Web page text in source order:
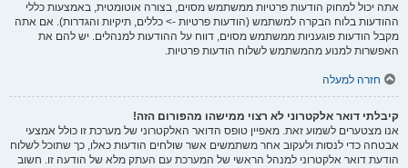
אתה יכול למחוק הודעות פרטיות ממשתמש מסוים, בצורה אוטומטית, באמצעות כללי
ההודעות בלוח הבקרה למשתמש (הודעות פרטיות -> כללים, תיקיות והגדרות). אם אתה
מקבל הודעות פוגעניות ממשתמש מסוים, דווח על ההודעות למנהלים. יש להם את
האפשרות למנוע מהמשתמש לשלוח הודעות פרטיות.
חזרה למעלה
קיבלתי דואר אלקטרוני לא רצוי ממישהו מהפורום הזה!
אנו מצטערים לשמוע זאת. מאפיין טופס הדואר האלקטרוני של מערכת זו כולל אמצעי
אבטחה כדי לנסות ולעקוב אחר משתמשים אשר שולחים הודעות כאלו, כך שתוכל לשלוח
הודעת דואר אלקטרוני למנהל הראשי של המערכת עם העתק מלא של הודעה זו. חשוב